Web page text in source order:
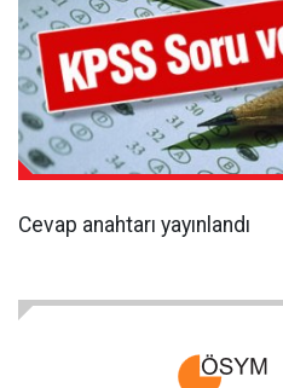
Cevap anahtarı yayınlandı